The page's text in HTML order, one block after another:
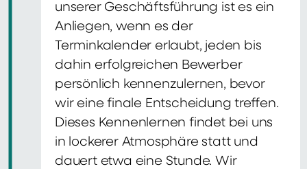
unserer Geschäftsführung ist es ein
Anliegen, wenn es der
Terminkalender erlaubt, jeden bis
dahin erfolgreichen Bewerber
persönlich kennenzulernen, bevor
wir eine finale Entscheidung treffen.
Dieses Kennenlernen findet bei uns
in lockerer Atmosphäre statt und
dauert etwa eine Stunde. Wir